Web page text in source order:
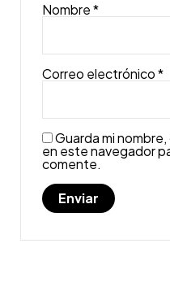
Nombre*
Correo electrónico*
Guarda mi
en este navegador
comente.